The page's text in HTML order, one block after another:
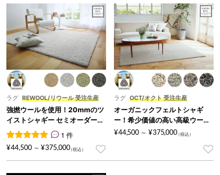
ラグ REWOOL/リウール 受注生産
強撚ウールを使用！20mmのツ
イストシャギー セミオーダーラ
グ『REWOOL/リウール』
1
件の利用者評価に基づく5段階評価のうち、
1 件
¥44,500 ～ ¥375,000
ラグ OCT/オクト 受注生産
オーガニックフェルトシャギ
ー！希少価値の高い高級ウール
セミオーダーラグ『OCT/オク
¥44,500 ～ ¥375,000